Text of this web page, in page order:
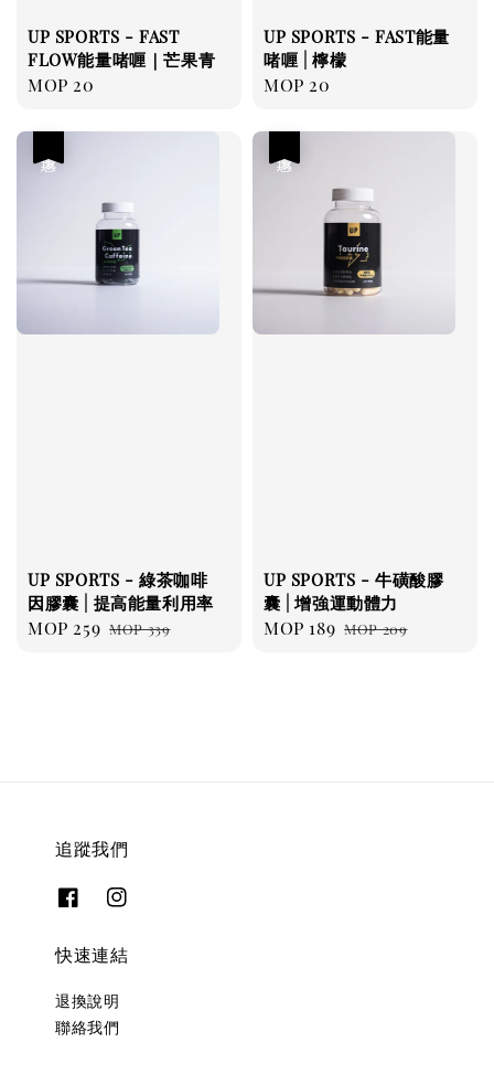
UP SPORTS - FAST
FLOW能量啫喱｜芒果青
Regular
MOP 20
UP SPORTS - FAST能量
啫喱 | 檸檬
Regular
MOP 20
UP SPORTS - 綠茶咖啡
因膠囊 | 提高能量利用率
Sale
MOP 259 Regular
MOP 339
UP SPORTS - 牛磺酸膠
囊 | 增強運動體力
Sale
MOP 189 Regular
MOP 209
追蹤我們
快速連結
退換說明
聯絡我們